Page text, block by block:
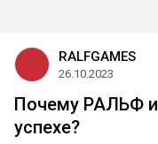
RALFGAMES
26.10.2023
Почему РАЛЬФ
успехе?